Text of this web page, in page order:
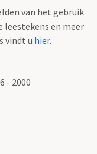
van het gebruik
leestekens en meer
vindt u hier.
- 2000